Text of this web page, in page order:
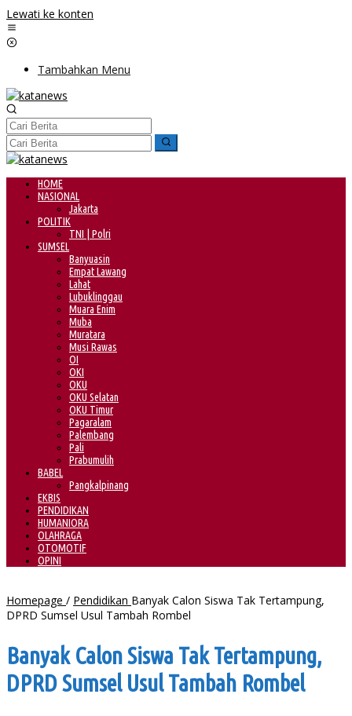
Lewati ke konten
Tambahkan Menu
HOME
NASIONAL
Jakarta
POLITIK
TNI | Polri
SUMSEL
Banyuasin
Empat Lawang
Lahat
Lubuklinggau
Muara Enim
Muba
Muratara
Musi Rawas
OI
OKI
OKU
OKU Selatan
OKU Timur
Pagaralam
Palembang
Pali
Prabumulih
BABEL
Pangkalpinang
EKBIS
PENDIDIKAN
HUMANIORA
OLAHRAGA
OTOMOTIF
OPINI
Homepage / Pendidikan Banyak Calon Siswa Tak Tertampung,
DPRD Sumsel Usul Tambah Rombel
Banyak Calon Siswa Tak Tertampung,
DPRD Sumsel Usul Tambah Rombel